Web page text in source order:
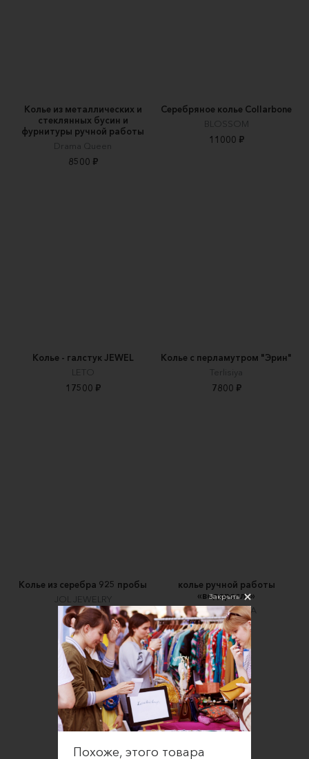
Колье из металлических и
стеклянных бусин и
фурнитуры ручной работы
Drama Queen
8500 ₽
Серебряное колье Collarbone
BLOSSOM
11000 ₽
Колье - галстук JEWEL
LETO
17500 ₽
Колье с перламутром "Эрин"
Terlisiya
7800 ₽
Колье из серебра 925 пробы
JOL JEWELRY
25000 ₽
колье ручной работы
«водоросль»
O.B.E.Z.I.A.N.A
2500 ₽
Закрыть
Похоже, этого товара